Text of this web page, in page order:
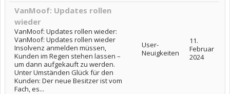
VanMoof: Updates rollen
wieder
VanMoof: Updates rollen wieder:
VanMoof: Updates rollen wieder
Insolvenz anmelden müssen,
Kunden im Regen stehen lassen –
um dann aufgekauft zu werden.
Unter Umständen Glück für den
Kunden: Der neue Besitzer ist vom
Fach, es...
User-
Neuigkeiten
11.
Februar
2024